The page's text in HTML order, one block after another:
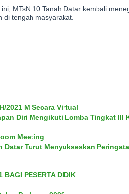
MTsN 10 Tanah Datar kembali
di tengah masyarakat.
2021 M Secara Virtual
Diri Mengikuti Lomba Tingkat III
Meeting
Turut Menyukseskan
BAGI PESERTA DIDIK